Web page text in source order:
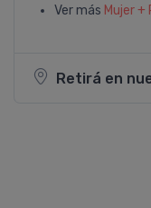
Ver más Mujer +
Retirá en